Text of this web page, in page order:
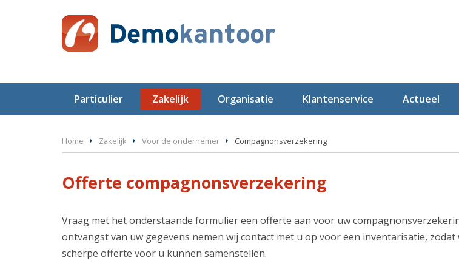
Particulier Zakelijk Organisatie Klantenservice Actueel
Home Zakelijk Voor de ondernemer Compagnonsverzekering
Offerte compagnonsverzekering
Vraag met het onderstaande formulier een offerte aan voor uw
ontvangst van uw gegevens nemen wij contact met u op voor een inventarisatie, zodat
scherpe offerte voor u kunnen samenstellen.